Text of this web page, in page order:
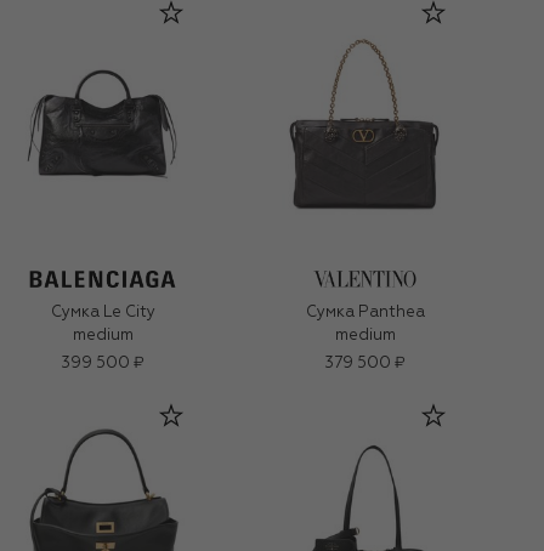
Сумка Le City
medium
399 500 ₽
Сумка Panthea
medium
379 500 ₽